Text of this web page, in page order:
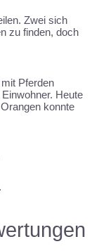
Zwei sich
zu finden, doch
Pferden
Heute
konnte